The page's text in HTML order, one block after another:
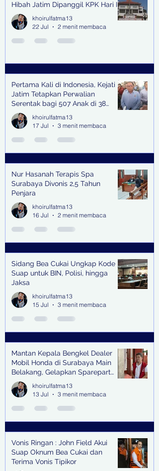
Hibah Jatim Dipanggil KPK Hari Ini
khoirulfatma13
22 Jul
2 menit membaca
Pertama Kali di Indonesia, Kejati
Jatim Tetapkan Perwalian
Serentak bagi 507 Anak di 38
Kabupaten & Kota
khoirulfatma13
17 Jul
3 menit membaca
Nur Hasanah Terapis Spa
Surabaya Divonis 2,5 Tahun
Penjara
khoirulfatma13
16 Jul
2 menit membaca
Sidang Bea Cukai Ungkap Kode
Suap untuk BIN, Polisi, hingga
Jaksa
khoirulfatma13
15 Jul
3 menit membaca
Mantan Kepala Bengkel Dealer
Mobil Honda di Surabaya Main
Belakang, Gelapkan Sparepart
Senilai Rp 1,9 Miliar
khoirulfatma13
13 Jul
3 menit membaca
Vonis Ringan : John Field Akui
Suap Oknum Bea Cukai dan
Terima Vonis Tipikor